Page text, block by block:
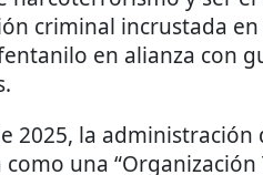
criminal incrustada
en alianza con
2025, la
una